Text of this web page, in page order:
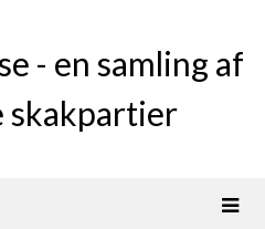
- en samling af
skakpartier